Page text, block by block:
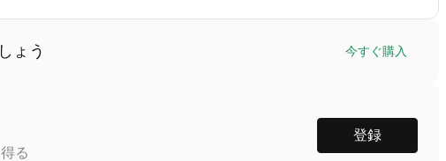
ょう 今すぐ購入
る
登録